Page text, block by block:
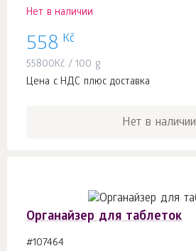
Нет в наличии
558 Kč
55800Kč / 100 g
Цена с НДС плюс доставка
Нет в наличии
Органайзер для таблеток
#107464